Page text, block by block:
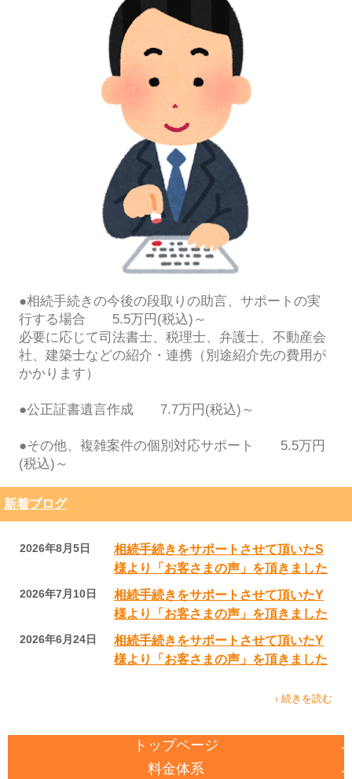
●相続手続きの今後の段取りの助言、サポートの実
行する場合 5.5万円(税込)～
必要に応じて司法書士、税理士、弁護士、不動産会
社、建築士などの紹介・連携（別途紹介先の費用が
かかります）
●公正証書遺言作成 7.7万円(税込)～
●その他、複雑案件の個別対応サポート 5.5万円
(税込)～
新着ブログ
2026年8月5日
相続手続きをサポートさせて頂いたS
様より「お客さまの声」を頂きました
2026年7月10日
相続手続きをサポートさせて頂いたY
様より「お客さまの声」を頂きました
2026年6月24日
相続手続きをサポートさせて頂いたY
様より「お客さまの声」を頂きました
› 続きを読む
トップページ
料金体系